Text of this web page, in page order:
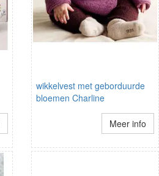
wikkelvest met geborduurde
bloemen Charline
Meer info